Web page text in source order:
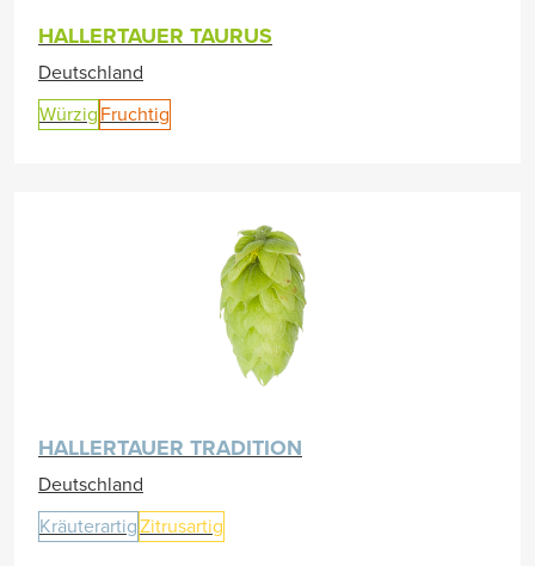
HALLERTAUER TAURUS
Deutschland
Würzig Fruchtig
HALLERTAUER TRADITION
Deutschland
KräuterartigZitrusartig